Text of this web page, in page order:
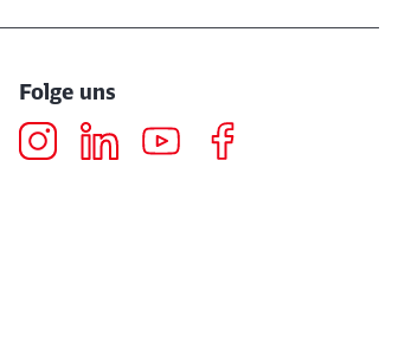
Folge uns